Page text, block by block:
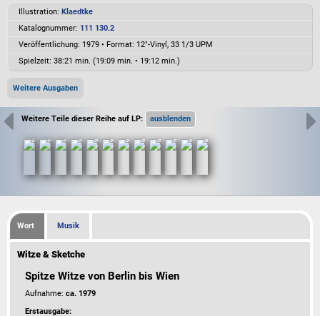
Illustration: Klaedtke
Katalognummer: 111 130.2
Veröffentlichung: 1979 • Format: 12"-Vinyl, 33 1/3 UPM
Spielzeit: 38:21 min. (19:09 min. • 19:12 min.)
Weitere Ausgaben
Weitere Teile dieser Reihe auf LP:
Wort Musik
Witze & Sketche
Spitze Witze von Berlin bis Wien
Aufnahme:ca. 1979
Erstausgabe: